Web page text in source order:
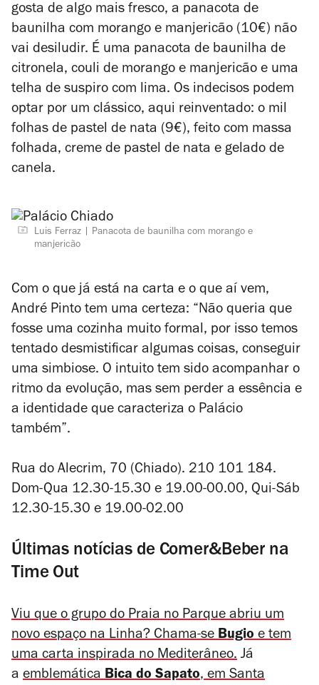
gosta de algo mais fresco, a panacota de
baunilha com morango e manjericão (10€) não
vai desiludir. É uma panacota de baunilha de
citronela, couli de morango e manjericão e uma
telha de suspiro com lima. Os indecisos podem
optar por um clássico, aqui reinventado: o mil
folhas de pastel de nata (9€), feito com massa
folhada, creme de pastel de nata e gelado de
canela.
Luis Ferraz
Panacota de baunilha com morango e
manjericão
Com o que já está na carta e o que aí vem,
André Pinto tem uma certeza: “Não queria que
fosse uma cozinha muito formal, por isso temos
tentado desmistificar algumas coisas, conseguir
uma simbiose. O intuito tem sido acompanhar o
ritmo da evolução, mas sem perder a essência e
a identidade que caracteriza o Palácio
também”.
Rua do Alecrim, 70 (Chiado). 210 101 184.
Dom-Qua 12.30-15.30 e 19.00-00.00, Qui-Sáb
12.30-15.30 e 19.00-02.00
Últimas notícias de Comer&Beber na
Time Out
Viu que o grupo do Praia no Parque abriu um
novo espaço na Linha? Chama-seBugioe tem
uma carta inspirada no Mediterâneo. Já
a emblemática Bica do Sapato, em Santa